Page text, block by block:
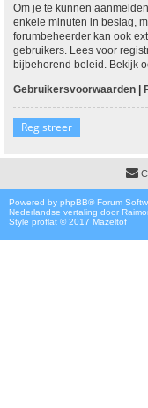
Om je te kunnen
enkele minuten in beslag,
forumbeheerder kan ook
gebruikers. Lees voor
bijbehorend beleid. Bekijk
Gebruikersvoorwaarden |
Registreer
Powered by phpBB® Forum
Nederlandse vertaling door
Style proflat © 2017 Mazeltof